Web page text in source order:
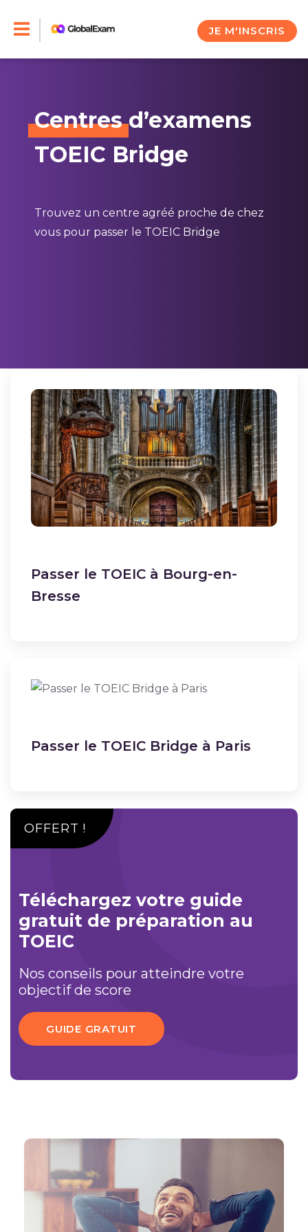
JE M'INSCRIS
Centresd’examens
TOEIC Bridge
Trouvez un centre agréé proche de chez
vous pour passer le TOEIC Bridge
Passer le TOEIC à Bourg-en-
Bresse
Passer le TOEIC Bridge à Paris
OFFERT !
Téléchargez votre guide
gratuit de préparation au
TOEIC
Nos conseils pour atteindre votre
objectif de score
GUIDE GRATUIT